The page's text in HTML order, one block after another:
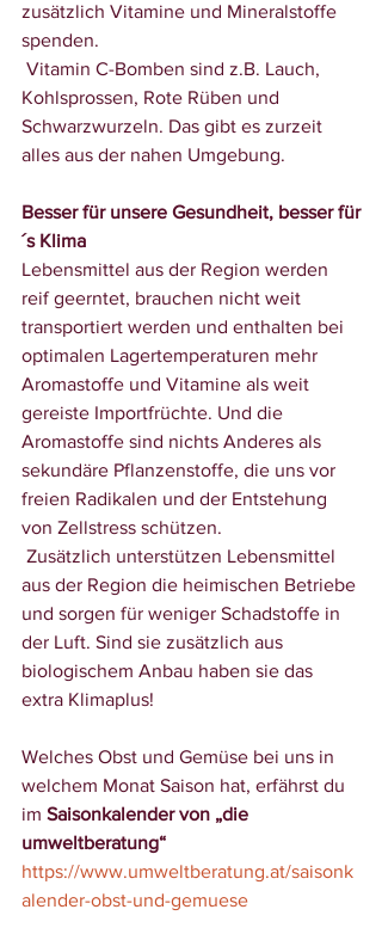
zusätzlich Vitamine und Mineralstoffe
spenden.
Vitamin C-Bomben sind z.B. Lauch,
Kohlsprossen, Rote Rüben und
Schwarzwurzeln. Das gibt es zurzeit
alles aus der nahen Umgebung.
Besser für unsere Gesundheit, besser für
´s Klima
Lebensmittel aus der Region werden
reif geerntet, brauchen nicht weit
transportiert werden und enthalten bei
optimalen Lagertemperaturen mehr
Aromastoffe und Vitamine als weit
gereiste Importfrüchte. Und die
Aromastoffe sind nichts Anderes als
sekundäre Pflanzenstoffe, die uns vor
freien Radikalen und der Entstehung
von Zellstress schützen.
aus der Region die heimischen Betriebe
und sorgen für weniger Schadstoffe in
der Luft. Sind sie zusätzlich aus
biologischem Anbau haben sie das
extra Klimaplus!
Welches Obst und Gemüse bei uns in
welchem Monat Saison hat, erfährst du
im Saisonkalender von „die
umweltberatung“
https://www.umweltberatung.at/saisonk
alender-obst-und-gemuese